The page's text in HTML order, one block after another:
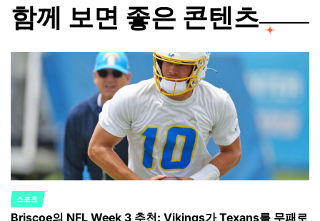
함께 보면 좋은 콘텐츠
POSTED
IN
스포츠
Briscoe의 NFL Week 3 추천: Vikings가 Texans를 무패로